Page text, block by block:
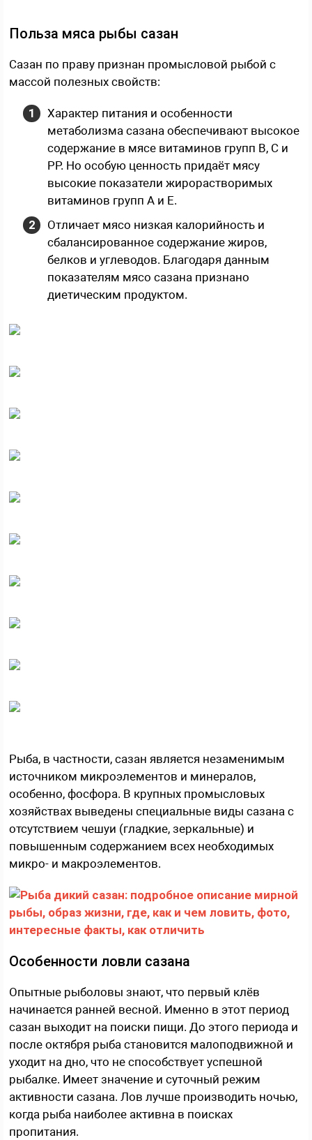
Польза мяса рыбы сазан
Сазан по праву признан промысловой рыбой с
массой полезных свойств:
Характер питания и особенности
метаболизма сазана обеспечивают высокое
содержание в мясе витаминов групп В, С и
РР. Но особую ценность придаёт мясу
высокие показатели жирорастворимых
витаминов групп А и Е.
Отличает мясо низкая калорийность и
сбалансированное содержание жиров,
белков и углеводов. Благодаря данным
показателям мясо сазана признано
диетическим продуктом.
Рыба, в частности, сазан является незаменимым
источником микроэлементов и минералов,
особенно, фосфора. В крупных промысловых
хозяйствах выведены специальные виды сазана с
отсутствием чешуи (гладкие, зеркальные) и
повышенным содержанием всех необходимых
микро- и макроэлементов.
Особенности ловли сазана
Опытные рыболовы знают, что первый клёв
начинается ранней весной. Именно в этот период
сазан выходит на поиски пищи. До этого периода и
после октября рыба становится малоподвижной и
уходит на дно, что не способствует успешной
рыбалке. Имеет значение и суточный режим
активности сазана. Лов лучше производить ночью,
когда рыба наиболее активна в поисках
пропитания.